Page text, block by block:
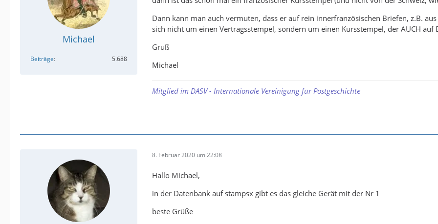
Michael
Beiträge 5.688
Dann kann man auch vermuten, dass er auf rein innerfranzösischen Briefen, z.B.
sich nicht um einen Vertragsstempel, sondern um einen Kursstempel, der AUCH auf
Gruß
Michael
Mitglied im DASV - Internationale Vereinigung für Postgeschichte
8. Februar 2020 um 22:08
Hallo Michael,
in der Datenbank auf stampsx gibt es das gleiche Gerät mit der Nr 1
beste Grüße